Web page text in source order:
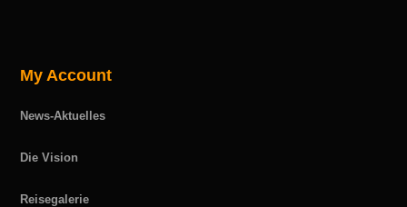
My Account
News-Aktuelles
Die Vision
Reisegalerie